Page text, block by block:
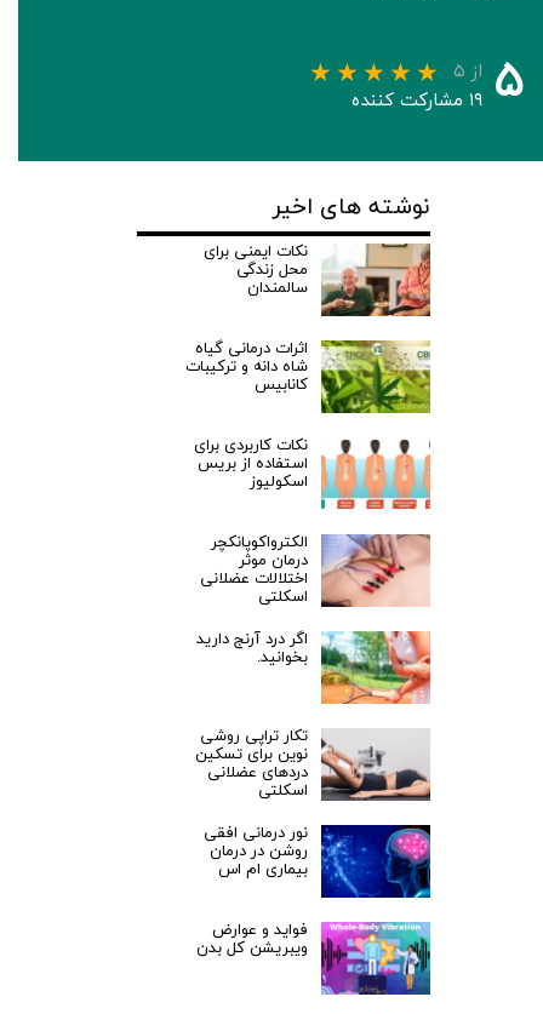
۵ از ۵
۱۹ مشارکت کننده
نوشته های اخیر
نکات ایمنی برای
محل زندگی
سالمندان
اثرات درمانی گیاه
شاه دانه و ترکیبات
کانابیس
نکات کاربردی برای
استفاده از بریس
اسکولیوز
الکترواکوپانکچر
درمان موثر
اختلالات عضلانی
اسکلتی
اگر درد آرنج دارید
بخوانید.
تکار تراپی روشی
نوین برای تسکین
دردهای عضلانی
اسکلتی
نور درمانی افقی
روشن در درمان
بیماری ام اس
فواید و عوارض
ویبریشن کل بدن